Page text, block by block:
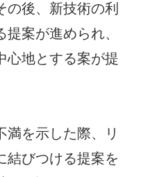
の後、新技術の利
案が進められ、
心地とする案が提
満を示した際、リ
結びつける提案を